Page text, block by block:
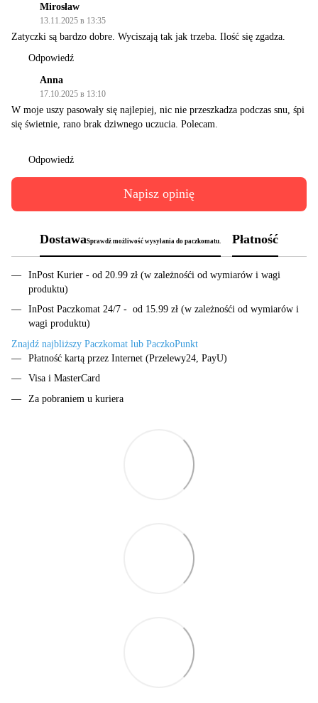
Mirosław
13.11.2025 в 13:35
Zatyczki są bardzo dobre. Wyciszają tak jak trzeba. Ilość się zgadza.
Odpowiedź
Anna
17.10.2025 в 13:10
W moje uszy pasowały się najlepiej, nic nie przeszkadza podczas snu, śpi
się świetnie, rano brak dziwnego uczucia. Polecam.
Odpowiedź
Napisz opinię
DostawaSprawdż możliwość wysyłania do paczkomatu. Płatność
InPost Kurier - od 20.99 zł (w zależnośći od wymiarów i wagi
produktu)
InPost Paczkomat 24/7 - od 15.99 zł (w zależnośći od wymiarów i
wagi produktu)
Znajdź najbliższy Paczkomat lub PaczkoPunkt
Płatność kartą przez Internet (Przelewy24, PayU)
Visa i MasterCard
Za pobraniem u kuriera